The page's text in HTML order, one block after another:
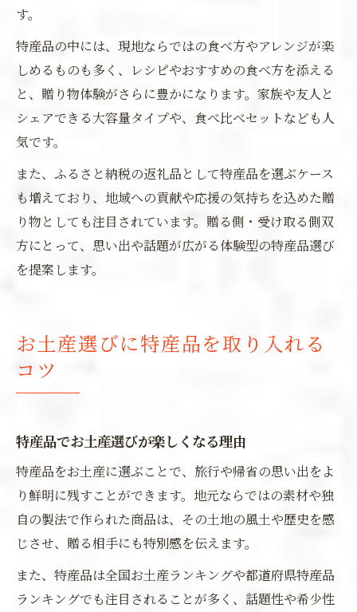
す。
特産品の中には、現地ならではの食べ方やアレンジが楽
しめるものも多く、レシピやおすすめの食べ方を添える
と、贈り物体験がさらに豊かになります。家族や友人と
シェアできる大容量タイプや、食べ比べセットなども人
気です。
また、ふるさと納税の返礼品として特産品を選ぶケース
も増えており、地域への貢献や応援の気持ちを込めた贈
り物としても注目されています。贈る側・受け取る側双
方にとって、思い出や話題が広がる体験型の特産品選び
を提案します。
お土産選びに特産品を取り入れる
コツ
特産品でお土産選びが楽しくなる理由
特産品をお土産に選ぶことで、旅行や帰省の思い出をよ
り鮮明に残すことができます。地元ならではの素材や独
自の製法で作られた商品は、その土地の風土や歴史を感
じさせ、贈る相手にも特別感を伝えます。
また、特産品は全国お土産ランキングや都道府県特産品
ランキングでも注目されることが多く、話題性や希少性